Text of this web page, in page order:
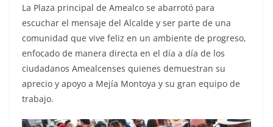
La Plaza principal de Amealco se abarrotó para
escuchar el mensaje del Alcalde y ser parte de una
comunidad que vive feliz en un ambiente de progreso,
enfocado de manera directa en el día a día de los
ciudadanos Amealcenses quienes demuestran su
aprecio y apoyo a Mejía Montoya y su gran equipo de
trabajo.